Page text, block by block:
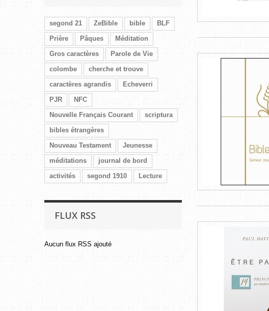
segond 21 ZeBible bible
BLF
Prière
Pâques
Méditation
Gros caractères
Parole de Vie
colombe
cherche et trouve
caractères agrandis
Echeverri
PJR
NFC
Nouvelle Français Courant
scriptura
bibles étrangères
Nouveau Testament
Jeunesse
méditations
journal de bord
activités
segond 1910 Lecture
FLUX RSS
Aucun flux RSS ajouté